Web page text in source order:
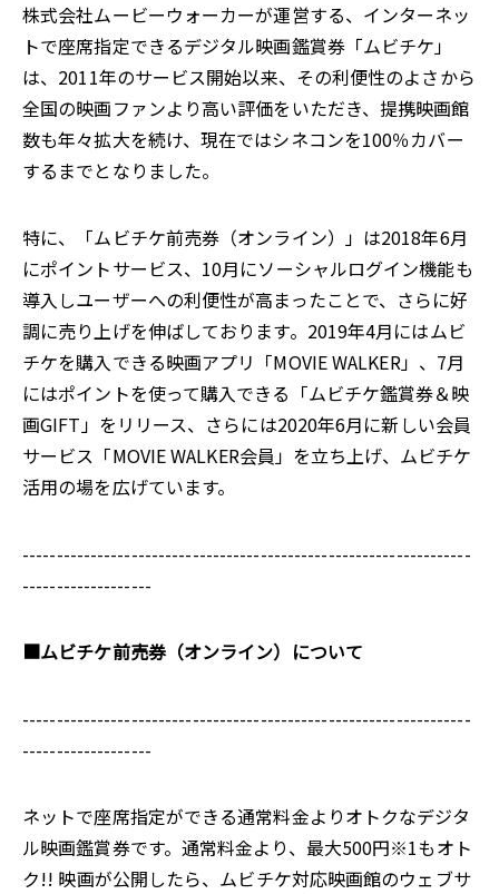
株式会社ムービーウォーカーが運営する、インターネッ
トで座席指定できるデジタル映画鑑賞券「ムビチケ」
は、2011年のサービス開始以来、その利便性のよさから
全国の映画ファンより高い評価をいただき、提携映画館
数も年々拡大を続け、現在ではシネコンを100％カバー
するまでとなりました。
特に、「ムビチケ前売券（オンライン）」は2018年6月
にポイントサービス、10月にソーシャルログイン機能も
導入しユーザーへの利便性が高まったことで、さらに好
調に売り上げを伸ばしております。2019年4月にはムビ
チケを購入できる映画アプリ「MOVIE WALKER」、7月
にはポイントを使って購入できる「ムビチケ鑑賞券＆映
画GIFT」をリリース、さらには2020年6月に新しい会員
サービス「MOVIE WALKER会員」を立ち上げ、ムビチケ
活用の場を広げています。
------------------------------------------------------------------
-------------------
■ムビチケ前売券（オンライン）について
------------------------------------------------------------------
-------------------
ネットで座席指定ができる通常料金よりオトクなデジタ
ル映画鑑賞券です。通常料金より、最大500円※1もオト
ク!! 映画が公開したら、ムビチケ対応映画館のウェブサ